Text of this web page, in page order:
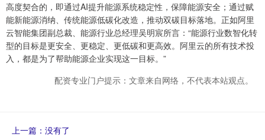
高度契合的，即通过AI提升能源系统稳定性，保障能源安全；通过赋
能新能源消纳、传统能源低碳化改造，推动双碳目标落地。正如阿里
云智能集团副总裁、能源行业总经理吴明宸所言：“能源行业数智化转
型的目标是更安全、更稳定、更低碳和更高效。阿里云的所有技术投
入，都是为了帮助能源企业实现这一目标。”
配资专业门户提示：文章来自网络，不代表本站观点。
上一篇：没有了